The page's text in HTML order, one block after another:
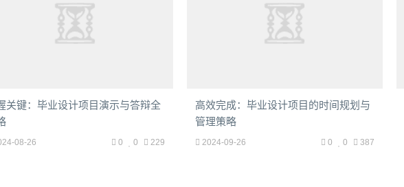
关键：毕业设计项目演示与答辩全
08-26 229
0
0
高效完成：毕业设计项目的时间规划与
管理策略
2024-09-26 387
0
0